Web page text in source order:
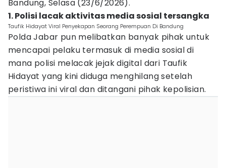
Bandung, Selasa (23/6/2026).
1. Polisi lacak aktivitas media sosial tersangka
Taufik Hidayat Viral Penyekapan Seorang Perempuan Di Bandung
Polda Jabar pun melibatkan banyak pihak untuk
mencapai pelaku termasuk di media sosial di
mana polisi melacak jejak digital dari Taufik
Hidayat yang kini diduga menghilang setelah
peristiwa ini viral dan ditangani pihak kepolisian.